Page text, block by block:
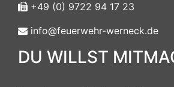
+49 (0) 9722 94 17 23
info@feuerwehr-werneck.de
DU WILLST